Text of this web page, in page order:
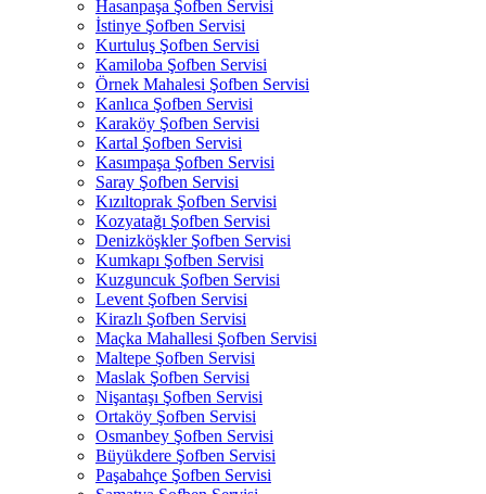
Hasanpaşa Şofben Servisi
İstinye Şofben Servisi
Kurtuluş Şofben Servisi
Kamiloba Şofben Servisi
Örnek Mahalesi Şofben Servisi
Kanlıca Şofben Servisi
Karaköy Şofben Servisi
Kartal Şofben Servisi
Kasımpaşa Şofben Servisi
Saray Şofben Servisi
Kızıltoprak Şofben Servisi
Kozyatağı Şofben Servisi
Denizköşkler Şofben Servisi
Kumkapı Şofben Servisi
Kuzguncuk Şofben Servisi
Levent Şofben Servisi
Kirazlı Şofben Servisi
Maçka Mahallesi Şofben Servisi
Maltepe Şofben Servisi
Maslak Şofben Servisi
Nişantaşı Şofben Servisi
Ortaköy Şofben Servisi
Osmanbey Şofben Servisi
Büyükdere Şofben Servisi
Paşabahçe Şofben Servisi